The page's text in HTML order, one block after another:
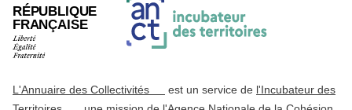
RÉPUBLIQUE
FRANÇAISE
L'Annuaire des Collectivités est un service de l'Incubateur des